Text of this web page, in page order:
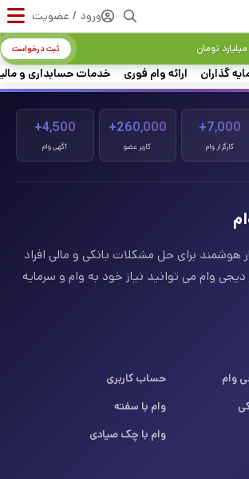
ورود / عضویت
گذاران ارائه وام فوری خدمات حسابداری و
ثبت درخواست
7,000+
کارگزار وام
260,000+
کاربر عضو
4,500+
آگهی وام
هوشمند برای حل مشکلات بانکی و مالی افراد
وام می توانید نیاز خود به وام و سرمایه
وام
حساب کاربری
وام با سفته
وام با چک صیادی